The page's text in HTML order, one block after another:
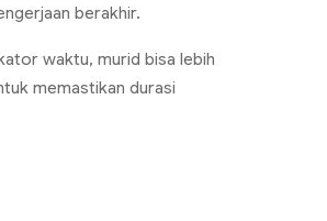
berakhir.
waktu, murid bisa lebih
memastikan durasi